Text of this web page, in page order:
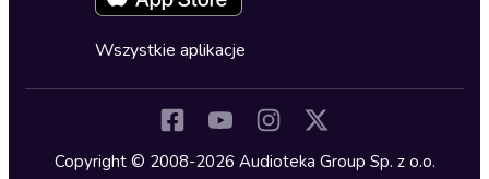
Kryminały
Cykle audiobooków
Wszystkie aplikacje
Copyright © 2008-2026 Audioteka Group Sp. z o.o.